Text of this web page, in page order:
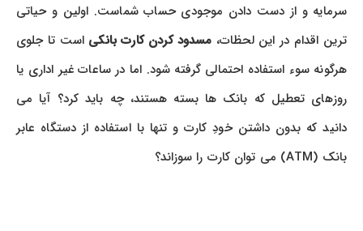
سرمایه و از دست دادن موجودی حساب شماست. اولین و حیاتی
ترین اقدام در این لحظات،مسدود کردن کارت بانکیاست تا جلوی
هرگونه سوء استفاده احتمالی گرفته شود. اما در ساعات غیر اداری یا
روزهای تعطیل که بانک ها بسته هستند، چه باید کرد؟ آیا می
دانید که بدون داشتن خودِ کارت و تنها با استفاده از دستگاه عابر
بانک (ATM) می توان کارت را سوزاند؟